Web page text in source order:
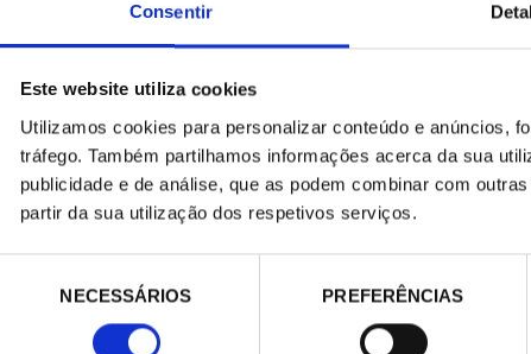
Consentir
Este website utiliza cookies
Utilizamos cookies para personalizar conteúdo e anúncios,
tráfego. Também partilhamos informações acerca da sua
publicidade e de análise, que as podem combinar com
partir da sua utilização dos respetivos serviços.
consentimento
NECESSÁRIOS PREFERÊNCIAS
(50110022)
17,00 € / Peça